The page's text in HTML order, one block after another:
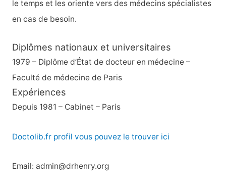
le temps et les oriente vers des médecins spécialistes
en cas de besoin.
Diplômes nationaux et universitaires
1979 – Diplôme d’État de docteur en médecine –
Faculté de médecine de Paris
Expériences
Depuis 1981 – Cabinet – Paris
Doctolib.fr profil vous pouvez le trouver ici
Email: admin@drhenry.org